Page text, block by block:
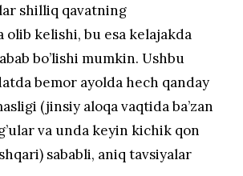
shilliq qavatning
olib kelishi, bu esa kelajakda
bo’lishi mumkin. Ushbu
bemor ayolda hech qanday
(jinsiy aloqa vaqtida ba’zan
va unda keyin kichik qon
sababli, aniq tavsiyalar